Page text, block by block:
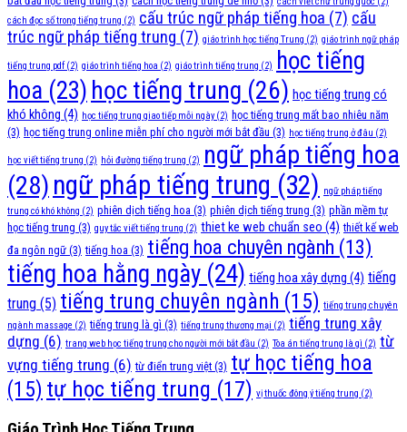
cách đọc số trong tiếng trung (2) cấu trúc ngữ pháp tiếng hoa (7) cấu
trúc ngữ pháp tiếng trung (7) giáo trình học tiếng Trung (2) giáo trình ngữ pháp
tiếng trung pdf (2) giáo trình tiếng hoa (2) giáo trình tiếng trung (2)
học tiếng
hoa (23) học tiếng trung (26) học tiếng trung có
khó không (4) học tiếng trung giao tiếp mỗi ngày(2) học tiếng trung mất bao nhiêu năm
(3) học tiếng trung online miễn phí cho người mới bắt đầu (3) học tiếng trung ở đâu (2)
học viết tiếng trung (2) hỏi đường tiếng trung (2) ngữ pháp tiếng hoa
(28) ngữ pháp tiếng trung (32) ngữ pháp tiếng
trung có khó không (2) phiên dịch tiếng hoa (3) phiên dịch tiếng trung (3) phần mềm tự
học tiếng trung (3) quy tắc viết tiếng trung (2) thiet ke web chuẩn seo (4) thiết kế web
đa ngôn ngữ (3) tiếng hoa (3) tiếng hoa chuyên ngành (13)
tiếng hoa hằng ngày (24) tiếng hoa xây dựng (4) tiếng
trung (5) tiếng trung chuyên ngành (15) tiếng trung chuyên
ngành massage (2) tiếng trung là gì (3) tiếng trung thương mại (2) tiếng trung xây
dựng (6) trang web học tiếng trung cho người mới bắt đầu (2) Tòa án tiếng trung là gì (2) từ
vựng tiếng trung (6) từ điển trung việt (3) tự học tiếng hoa
(15) tự học tiếng trung (17) vị thuốc đông ý tiếng trung (2)